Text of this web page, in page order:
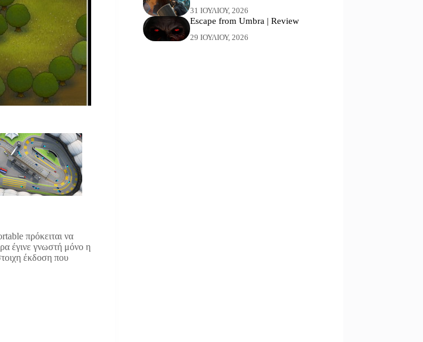
πρόκειται να
έγινε γνωστή μόνο η
έκδοση που
31 ΙΟΥΛΊΟΥ, 2026
Escape from Umbra | Review
29 ΙΟΥΛΊΟΥ, 2026